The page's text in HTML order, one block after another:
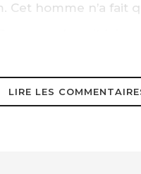
Cet homme n’a fait
LIRE LES